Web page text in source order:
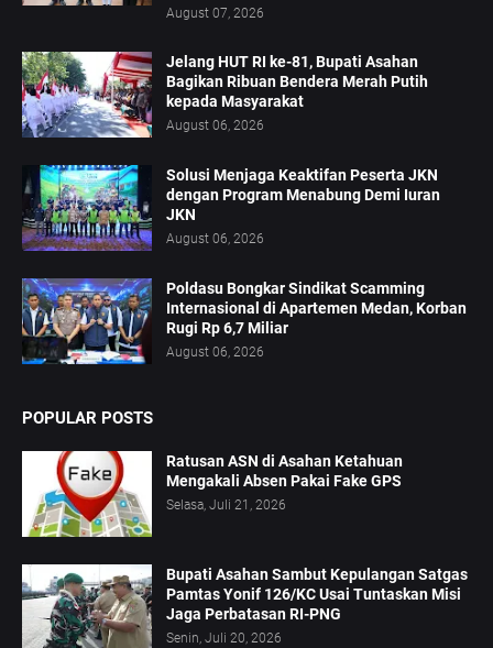
August 07, 2026
Jelang HUT RI ke-81, Bupati Asahan
Bagikan Ribuan Bendera Merah Putih
kepada Masyarakat
August 06, 2026
Solusi Menjaga Keaktifan Peserta JKN
dengan Program Menabung Demi Iuran
JKN
August 06, 2026
Poldasu Bongkar Sindikat Scamming
Internasional di Apartemen Medan, Korban
Rugi Rp 6,7 Miliar
August 06, 2026
POPULAR POSTS
Ratusan ASN di Asahan Ketahuan
Mengakali Absen Pakai Fake GPS
Selasa, Juli 21, 2026
Bupati Asahan Sambut Kepulangan Satgas
Pamtas Yonif 126/KC Usai Tuntaskan Misi
Jaga Perbatasan RI-PNG
Senin, Juli 20, 2026